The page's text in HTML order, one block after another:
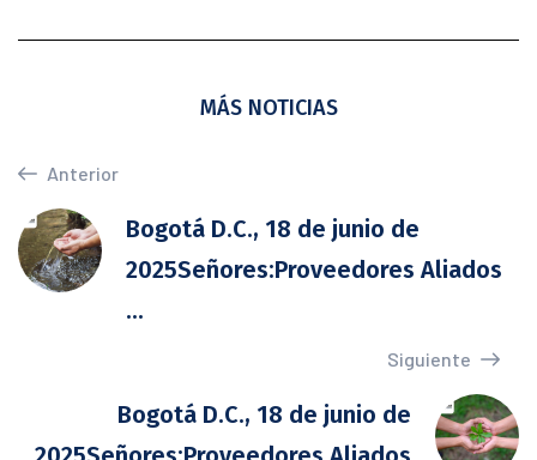
MÁS NOTICIAS
Anterior
Bogotá D.C., 18 de junio de
2025Señores:Proveedores Aliados
...
Siguiente
Bogotá D.C., 18 de junio de